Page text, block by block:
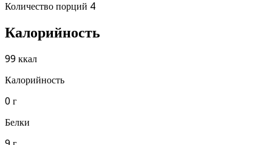
Количество порций 4
Калорийность
99 ккал
Калорийность
0 г
Белки